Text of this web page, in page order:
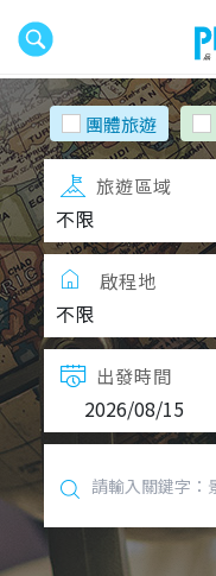
團體旅遊
旅遊區域
啟程地
出發時間